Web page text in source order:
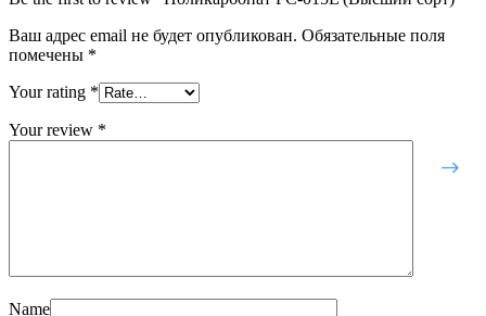
Ваш адрес email не будет опубликован. Обязательные поля
помечены *
Your rating *
Your review *
Name